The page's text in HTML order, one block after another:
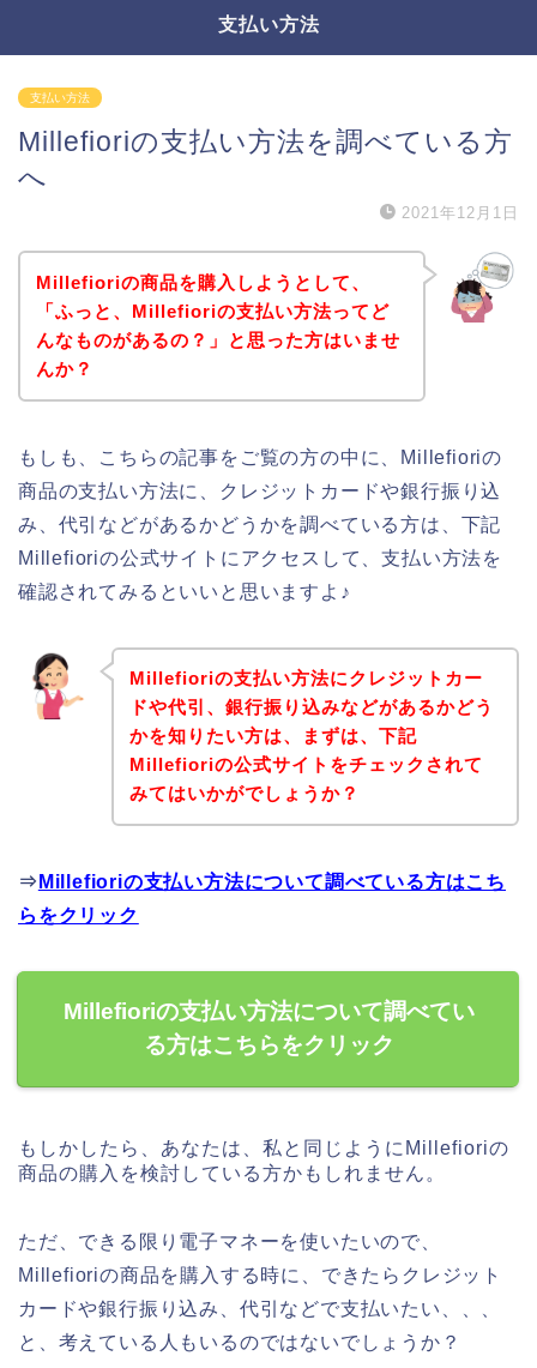
支払い方法
支払い方法
Millefioriの支払い方法を調べている方
へ
2021年12月1日
Millefioriの商品を購入しようとして、
「ふっと、Millefioriの支払い方法ってど
んなものがあるの？」と思った方はいませ
んか？
もしも、こちらの記事をご覧の方の中に、Millefioriの
商品の支払い方法に、クレジットカードや銀行振り込
み、代引などがあるかどうかを調べている方は、下記
Millefioriの公式サイトにアクセスして、支払い方法を
確認されてみるといいと思いますよ♪
Millefioriの支払い方法にクレジットカー
ドや代引、銀行振り込みなどがあるかどう
かを知りたい方は、まずは、下記
Millefioriの公式サイトをチェックされて
みてはいかがでしょうか？
⇒ Millefioriの支払い方法について調べている方はこち
らをクリック
Millefioriの支払い方法について調べてい
る方はこちらをクリック
もしかしたら、あなたは、私と同じようにMillefioriの
商品の購入を検討している方かもしれません。
ただ、できる限り電子マネーを使いたいので、
Millefioriの商品を購入する時に、できたらクレジット
カードや銀行振り込み、代引などで支払いたい、、、
と、考えている人もいるのではないでしょうか？